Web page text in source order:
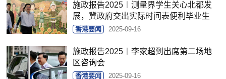
施政报告2025︱测量界学生关心北都发
展，冀政府交出实际时间表便利毕业生
香港要闻 2025-09-16
施政报告2025︱李家超到出席第二场地
区咨询会
香港要闻 2025-09-16